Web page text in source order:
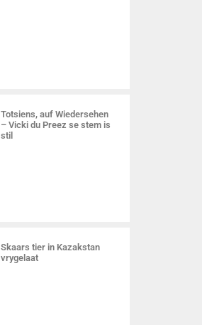
Totsiens, auf Wiedersehen
– Vicki du Preez se stem is
stil
Skaars tier in Kazakstan
vrygelaat